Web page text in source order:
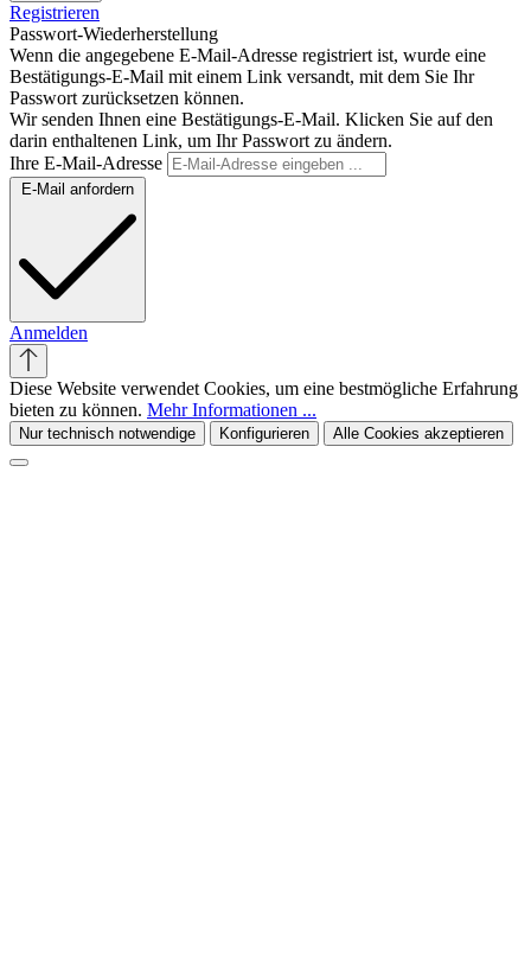
Registrieren
Passwort-Wiederherstellung
Wenn die angegebene E-Mail-Adresse registriert ist, wurde eine
Bestätigungs-E-Mail mit einem Link versandt, mit dem Sie Ihr
Passwort zurücksetzen können.
Wir senden Ihnen eine Bestätigungs-E-Mail. Klicken Sie auf den
darin enthaltenen Link, um Ihr Passwort zu ändern.
Ihre E-Mail-Adresse
E-Mail anfordern
Anmelden
Diese Website verwendet Cookies, um eine bestmögliche Erfahrung
bieten zu können. Mehr Informationen ...
Nur technisch notwendige Konfigurieren Alle Cookies akzeptieren